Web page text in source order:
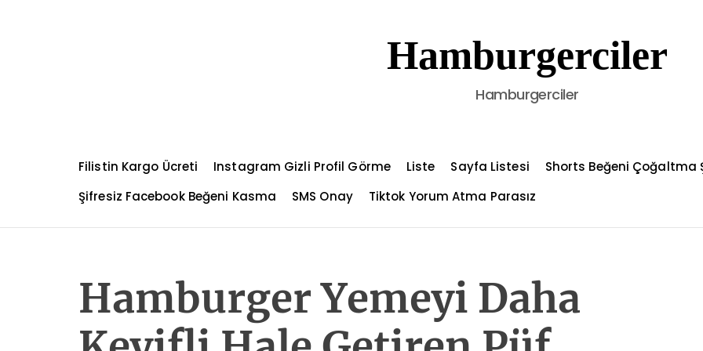
t
Hamburgerciler
Hamburgerciler
Filistin Kargo Ücreti Instagram Gizli Profil Görme Liste Sayfa Listesi
Shorts Beğeni Çoğaltma
Şifresiz Facebook Beğeni Kasma
SMS Onay Tiktok Yorum Atma Parasız
Hamburger Yemeyi Daha